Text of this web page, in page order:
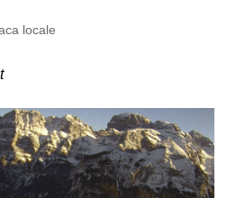
locale